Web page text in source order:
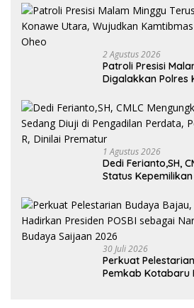
TNI AL
2 Agustus 2026
Patroli Presisi
Digalakkan Polres
Oheo
1 Agustus 2026
Dedi Ferianto,SH,
Status
Tersangka R,
30 Juli 2026
Perkuat
Pemkab Kotabaru